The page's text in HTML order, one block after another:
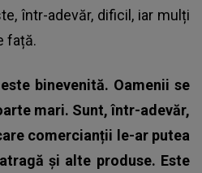
într-adevăr, dificil, iar mulți
față.
binevenită. Oamenii se
mari. Sunt, într-adevăr,
comercianții le-ar putea
și alte produse. Este